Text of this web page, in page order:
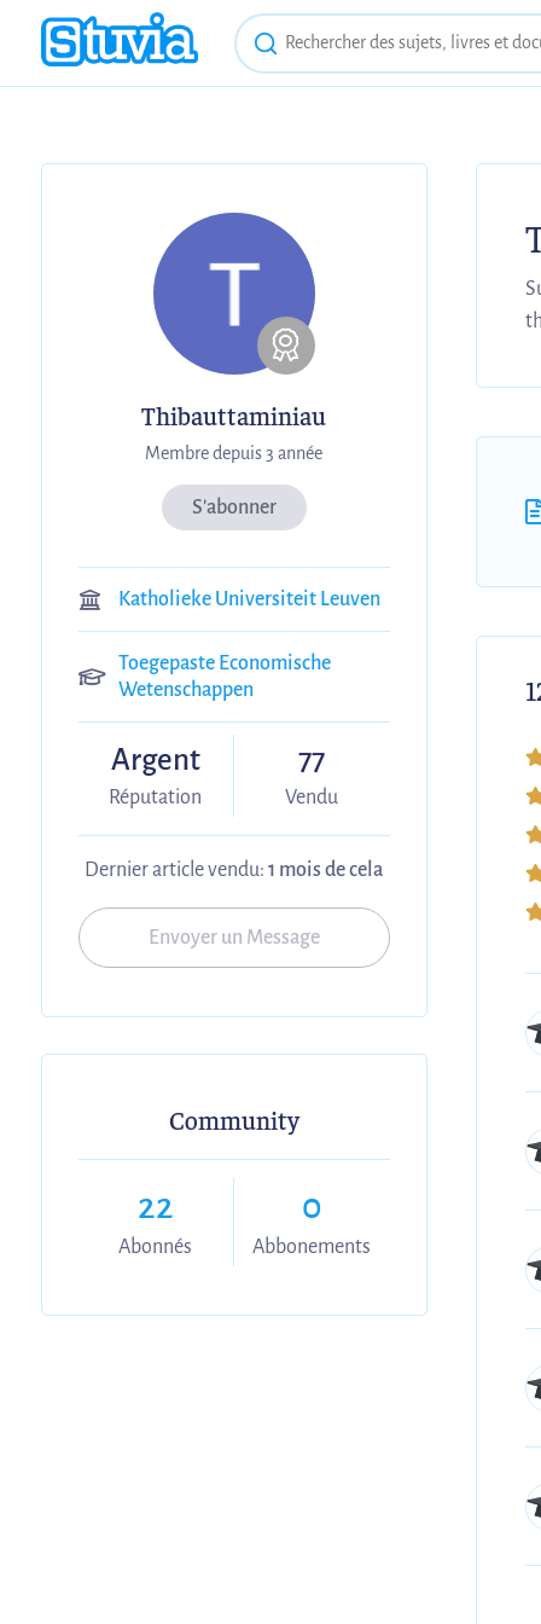
Thibauttaminiau
Membre depuis 3 année
S'abonner
Katholieke Universiteit Leuven
Toegepaste Economische
Wetenschappen
Argent
Réputation
77
Vendu
Dernier article vendu:1 mois de cela
Envoyer un Message
Community
22
Abonnés
0
Abbonements